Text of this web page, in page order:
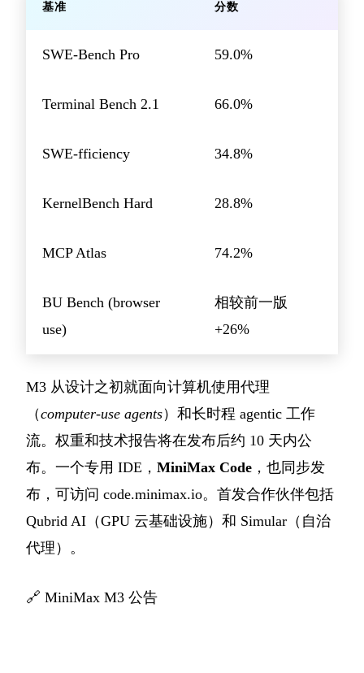
基准 分数
SWE-Bench Pro 59.0%
Terminal Bench 2.1 66.0%
SWE-fficiency 34.8%
KernelBench Hard 28.8%
MCP Atlas 74.2%
BU Bench (browser
use)
相较前一版
+26%
M3 从设计之初就面向计算机使用代理
（computer-use agents）和长时程 agentic 工作
流。权重和技术报告将在发布后约 10 天内公
布。一个专用 IDE， MiniMax Code ，也同步发
布，可访问 code.minimax.io。首发合作伙伴包括
Qubrid AI（GPU 云基础设施）和 Simular（自治
代理）。
🔗 MiniMax M3 公告